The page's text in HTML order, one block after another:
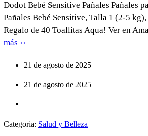
Dodot Bebé Sensitive Pañales Pañales
Pañales Bebé Sensitive, Talla 1 (2-5 kg),
Regalo de 40 Toallitas Aqua! Ver en
más ››
21 de agosto de 2025
21 de agosto de 2025
Categoria: Salud y Belleza